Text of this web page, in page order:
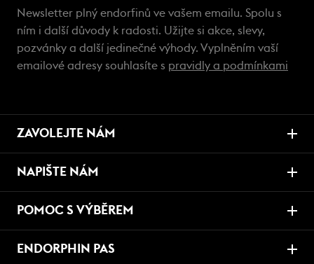
Newsletter plný endorfinů ve vašem emailu. Spolu s
ním i další důvody k radosti. Užijte si akce, slevy,
pozvánky a další jedinečné výhody. Vyplněním vaší
emailové adresy souhlasíte s pravidly a podmínkami
ZAVOLEJTE NÁM
NAPIŠTE NÁM
POMOC S VÝBĚREM
ENDORPHIN PAS